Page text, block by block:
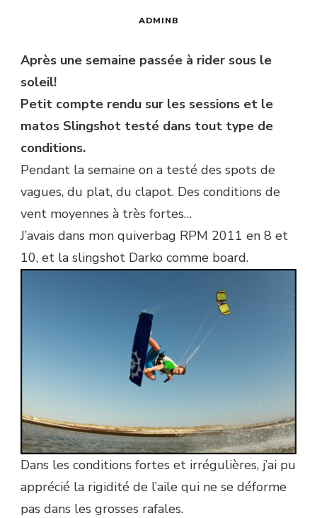
ADMINB
Après une semaine passée à rider sous le
soleil!
Petit compte rendu sur les sessions et le
matos Slingshot testé dans tout type de
conditions.
Pendant la semaine on a testé des spots de
vagues, du plat, du clapot. Des conditions de
vent moyennes à très fortes…
J’avais dans mon quiverbag RPM 2011 en 8 et
10, et la slingshot Darko comme board.
Dans les conditions fortes et irrégulières, j’ai pu
apprécié la rigidité de l’aile qui ne se déforme
pas dans les grosses rafales.